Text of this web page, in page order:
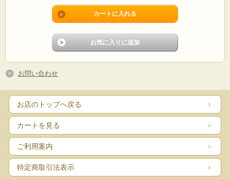
お問い合わせ
お店のトップへ戻る
カートを見る
ご利用案内
特定商取引法表示